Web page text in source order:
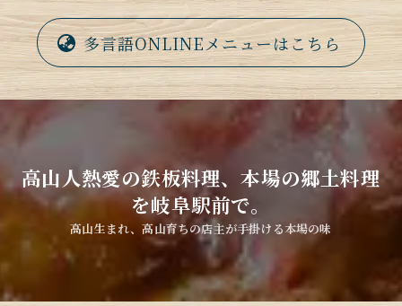
多言語ONLINEメニューはこちら
高山人熱愛の鉄板料理、本場の郷土料理
を岐阜駅前で。
高山生まれ、高山育ちの店主が手掛ける本場の味